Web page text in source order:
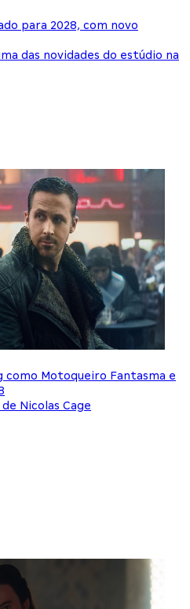
para 2028, com novo
das novidades do estúdio na
como Motoqueiro Fantasma e
Nicolas Cage